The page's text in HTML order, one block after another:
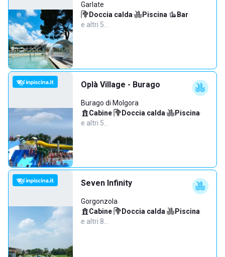
Garlate
Doccia calda· Piscina· Bar·
e altri 5…
Oplà Village - Burago
Burago di Molgora
Cabine· Doccia calda· Piscina·
e altri 5…
Seven Infinity
Gorgonzola
Cabine· Doccia calda· Piscina·
e altri 8…